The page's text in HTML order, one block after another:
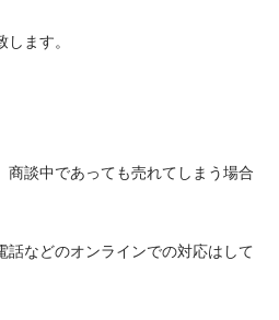
ます。
商談中であっても売れてしまう場合
話などのオンラインでの対応はして